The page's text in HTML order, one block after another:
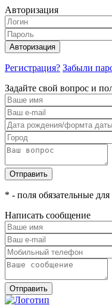
Авторизация
Авторизация
Регистрация? Забыли
Задайте свой вопрос и
Отправить
* - поля обязательные
Написать сообщение
Отправить